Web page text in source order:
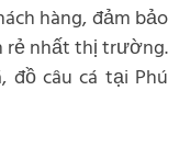
hàng, đảm bảo
rẻ nhất thị trường.
đồ câu cá tại Phú